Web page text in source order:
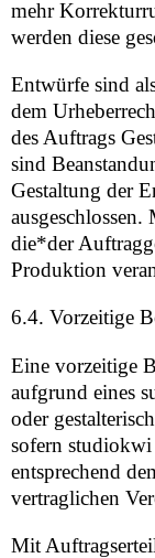
mehr
werden diese
Entwürfe sind
dem
des Auftrags
sind
Gestaltung der
die*der
Produktion
6.4. Vorzeitige
Eine vorzeitige
aufgrund eines
oder
sofern studiokwi
entsprechend
vertraglichen
Mit